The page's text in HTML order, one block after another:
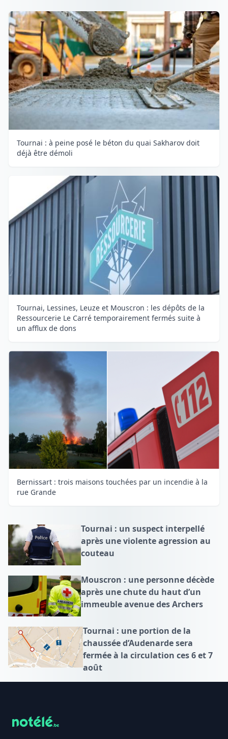
Tournai : à peine posé le béton du quai Sakharov doit
déjà être démoli
Tournai, Lessines, Leuze et Mouscron : les dépôts de la
Ressourcerie Le Carré temporairement fermés suite à
un afflux de dons
Bernissart : trois maisons touchées par un incendie à la
rue Grande
Tournai : un suspect interpellé
après une violente agression au
couteau
Mouscron : une personne décède
après une chute du haut d’un
immeuble avenue des Archers
Tournai : une portion de la
chaussée d’Audenarde sera
fermée à la circulation ces 6 et 7
août